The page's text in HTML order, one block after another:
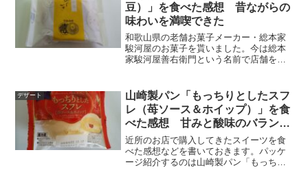
豆）」を食べた感想 昔ながらの
味わいを満喫できた
和歌山県の老舗お菓子メーカー・総本家
駿河屋のお菓子を貰いました。今は総本
家駿河屋善右衛門という名前で店舗を開
お馴染みのどら焼きです。昔ながらのシ
ンプルで趣のあるデザイン...
デザート
山崎製パン「もっちりとしたスフ
レ（苺ソース＆ホイップ）」を食
べた感想 甘みと酸味のバランス
が絶妙だった
近所のお店で購入してきたスイーツを食
べた感想などを書いておきます。パッケ
ージ紹介するのは山崎製パン「もっちり